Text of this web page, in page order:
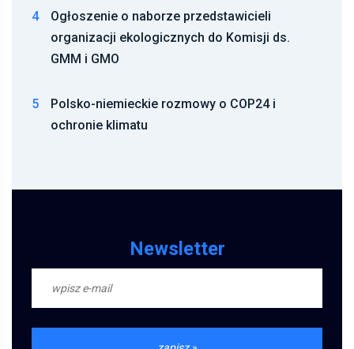
4
Ogłoszenie o naborze przedstawicieli
organizacji ekologicznych do Komisji ds.
GMM i GMO
5
Polsko-niemieckie rozmowy o COP24 i
ochronie klimatu
Newsletter